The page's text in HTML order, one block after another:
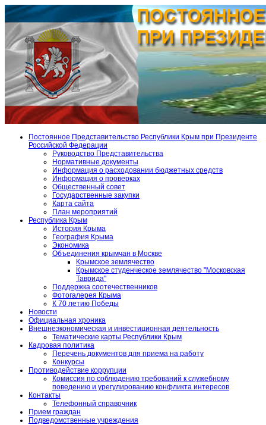
Постоянное Представительство Республики Крым при Президенте
Российской Федерации
Руководство Представительства
Нормативные документы
Информация о расходовании бюджетных средств
Информация о проверках
Общественный совет
Государственные закупки
Карта сайта
План мероприятий
Республика Крым
История Крыма
География Крыма
Экономика
Объединения крымчан в Москве
Крымское землячество
Крымское студенческое землячество "Московская
Таврида"
Поддержка соотечественников
Фотогалерея Крыма
К 70 летию Победы
Новости
Официальная хроника
Внешнеэкономическая и инвестиционная деятельность
Тематические карты Республики Крым
Кадровая политика
Перечень документов для приема на работу
Конкурсы
Противодействие коррупции
Комиссия по соблюдению требований к служебному
поведению и урегулированию конфликта интересов
Контакты
Телефонный справочник
Прием граждан
Подведомственные учреждения